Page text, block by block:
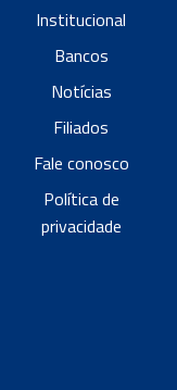
Institucional
Bancos
Notícias
Filiados
Fale conosco
Política de
privacidade